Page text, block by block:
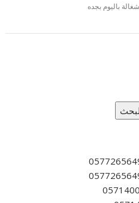
باليوم بجده